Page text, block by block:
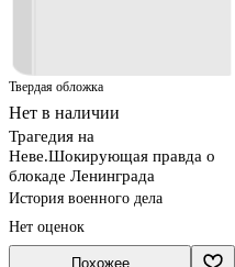
Твердая обложка
Нет в наличии
Трагедия на
Неве.Шокирующая правда о
блокаде Ленинграда
История военного дела
Нет оценок
Похожее